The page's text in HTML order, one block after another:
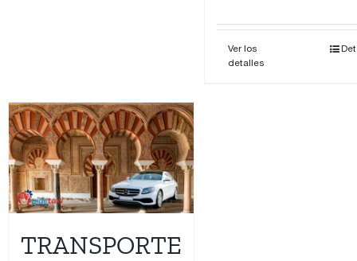
Ver los
detalles
TRANSPORTE